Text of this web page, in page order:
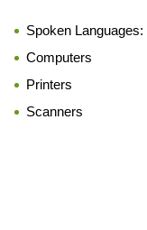
Spoken Languages:
Computers
Printers
Scanners